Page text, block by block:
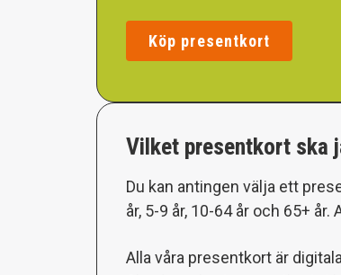
Köp presentkort
Vilket presentkort ska
Du kan antingen välja ett
år, 5-9 år, 10-64 år och 65+
Alla våra presentkort är